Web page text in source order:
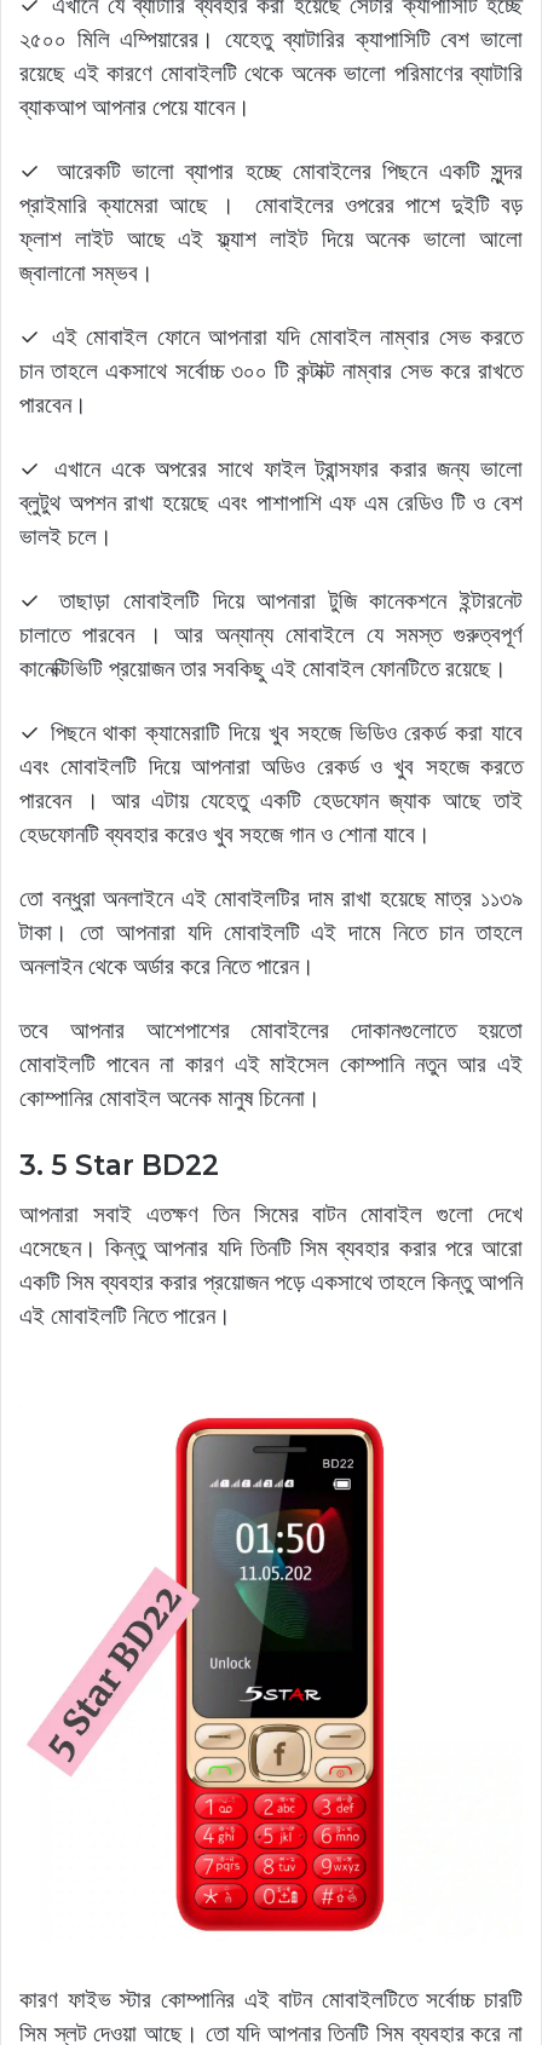
২৫০০ মিলি এম্পিয়ারের। যেহেতু ব্যাটারির ক্যাপাসিটি বেশ ভালো
রয়েছে এই কারণে মোবাইলটি থেকে অনেক ভালো পরিমাণের ব্যাটারি
ব্যাকআপ আপনার পেয়ে যাবেন।
✓ আরেকটি ভালো ব্যাপার হচ্ছে মোবাইলের পিছনে একটি সুন্দর
প্রাইমারি ক্যামেরা আছে । মোবাইলের ওপরের পাশে দুইটি বড়
ফ্লাশ লাইট আছে এই ফ্ল্যাশ লাইট দিয়ে অনেক ভালো আলো
জ্বালানো সম্ভব।
✓ এই মোবাইল ফোনে আপনারা যদি মোবাইল নাম্বার সেভ করতে
চান তাহলে একসাথে সর্বোচ্চ ৩০০ টি কন্টাক্ট নাম্বার সেভ করে রাখতে
পারবেন।
✓ এখানে একে অপরের সাথে ফাইল ট্রান্সফার করার জন্য ভালো
ব্লুটুথ অপশন রাখা হয়েছে এবং পাশাপাশি এফ এম রেডিও টি ও বেশ
ভালই চলে।
✓ তাছাড়া মোবাইলটি দিয়ে আপনারা টুজি কানেকশনে ইন্টারনেট
চালাতে পারবেন । আর অন্যান্য মোবাইলে যে সমস্ত গুরুত্বপূর্ণ
কানেক্টিভিটি প্রয়োজন তার সবকিছু এই মোবাইল ফোনটিতে রয়েছে।
✓ পিছনে থাকা ক্যামেরাটি দিয়ে খুব সহজে ভিডিও রেকর্ড করা যাবে
এবং মোবাইলটি দিয়ে আপনারা অডিও রেকর্ড ও খুব সহজে করতে
পারবেন । আর এটায় যেহেতু একটি হেডফোন জ্যাক আছে তাই
হেডফোনটি ব্যবহার করেও খুব সহজে গান ও শোনা যাবে।
তো বন্ধুরা অনলাইনে এই মোবাইলটির দাম রাখা হয়েছে মাত্র ১১৩৯
টাকা। তো আপনারা যদি মোবাইলটি এই দামে নিতে চান তাহলে
অনলাইন থেকে অর্ডার করে নিতে পারেন।
তবে আপনার আশেপাশের মোবাইলের দোকানগুলোতে হয়তো
মোবাইলটি পাবেন না কারণ এই মাইসেল কোম্পানি নতুন আর এই
কোম্পানির মোবাইল অনেক মানুষ চিনেনা।
3. 5 Star BD22
আপনারা সবাই এতক্ষণ তিন সিমের বাটন মোবাইল গুলো দেখে
এসেছেন। কিন্তু আপনার যদি তিনটি সিম ব্যবহার করার পরে আরো
একটি সিম ব্যবহার করার প্রয়োজন পড়ে একসাথে তাহলে কিন্তু আপনি
এই মোবাইলটি নিতে পারেন।
কারণ ফাইভ স্টার কোম্পানির এই বাটন মোবাইলটিতে সর্বোচ্চ চারটি
সিম স্লট দেওয়া আছে। তো যদি আপনার তিনটি সিম ব্যবহার করে না